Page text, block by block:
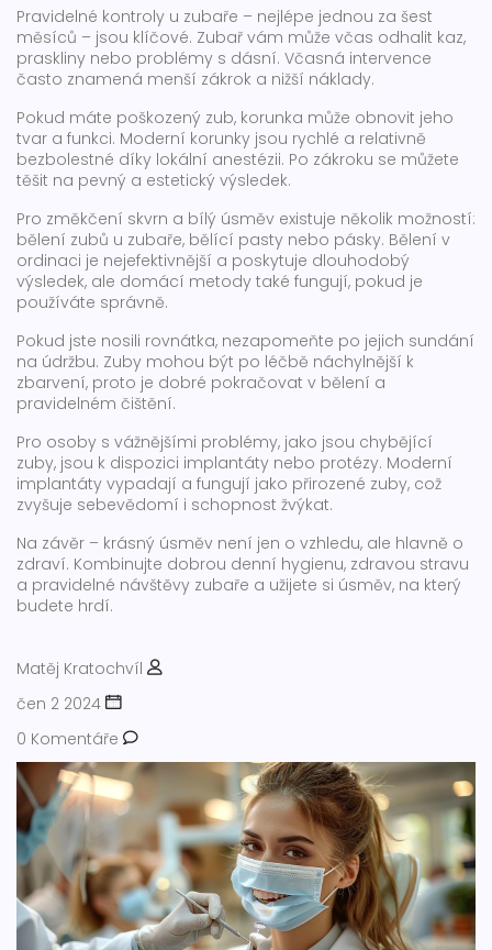
Pravidelné kontroly u zubaře – nejlépe jednou za šest
měsíců – jsou klíčové. Zubař vám může včas odhalit kaz,
praskliny nebo problémy s dásní. Včasná intervence
často znamená menší zákrok a nižší náklady.
Pokud máte poškozený zub, korunka může obnovit jeho
tvar a funkci. Moderní korunky jsou rychlé a relativně
bezbolestné díky lokální anestézii. Po zákroku se můžete
těšit na pevný a estetický výsledek.
Pro změkčení skvrn a bílý úsměv existuje několik možností:
bělení zubů u zubaře, bělící pasty nebo pásky. Bělení v
ordinaci je nejefektivnější a poskytuje dlouhodobý
výsledek, ale domácí metody také fungují, pokud je
používáte správně.
Pokud jste nosili rovnátka, nezapomeňte po jejich sundání
na údržbu. Zuby mohou být po léčbě náchylnější k
zbarvení, proto je dobré pokračovat v bělení a
pravidelném čištění.
Pro osoby s vážnějšími problémy, jako jsou chybějící
zuby, jsou k dispozici implantáty nebo protézy. Moderní
implantáty vypadají a fungují jako přirozené zuby, což
zvyšuje sebevědomí i schopnost žvýkat.
Na závěr – krásný úsměv není jen o vzhledu, ale hlavně o
zdraví. Kombinujte dobrou denní hygienu, zdravou stravu
a pravidelné návštěvy zubaře a užijete si úsměv, na který
budete hrdí.
Matěj Kratochvíl
čen 2 2024
0 Komentáře